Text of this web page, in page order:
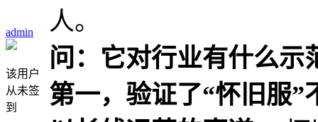
admin
该用户
从未签
到
人。
问：它对行业有什么示
第一，验证了“怀旧服